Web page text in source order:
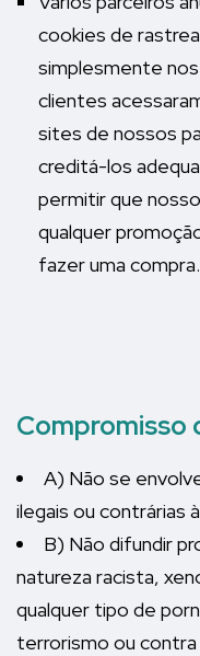
cookies de
simplesmente
clientes
sites de nossos
creditá-los
permitir que
qualquer
fazer uma compra.
Compromisso
A) Não se
ilegais ou contrárias
B) Não difundir
natureza racista,
qualquer tipo de
terrorismo ou